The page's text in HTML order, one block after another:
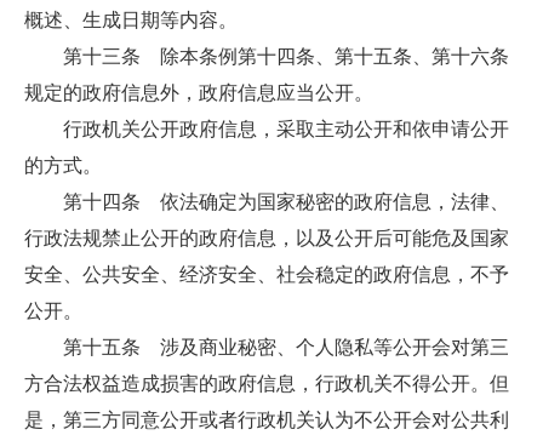
概述、生成日期等内容。
第十三条 除本条例第十四条、第十五条、第十六条
规定的政府信息外，政府信息应当公开。
行政机关公开政府信息，采取主动公开和依申请公开
的方式。
第十四条 依法确定为国家秘密的政府信息，法律、
行政法规禁止公开的政府信息，以及公开后可能危及国家
安全、公共安全、经济安全、社会稳定的政府信息，不予
公开。
第十五条 涉及商业秘密、个人隐私等公开会对第三
方合法权益造成损害的政府信息，行政机关不得公开。但
是，第三方同意公开或者行政机关认为不公开会对公共利